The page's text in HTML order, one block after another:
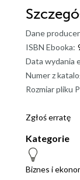
Dane
ISBN Ebooka:
Data wydania
Numer z
Rozmiar pliku
Zgłoś erratę
Kategorie
Biznes i